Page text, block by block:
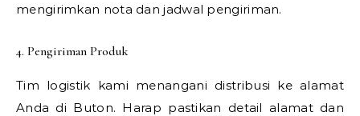
mengirimkan nota dan jadwal pengiriman.
4. Pengiriman Produk
Tim logistik kami menangani distribusi ke alamat
Anda di Buton. Harap pastikan detail alamat dan